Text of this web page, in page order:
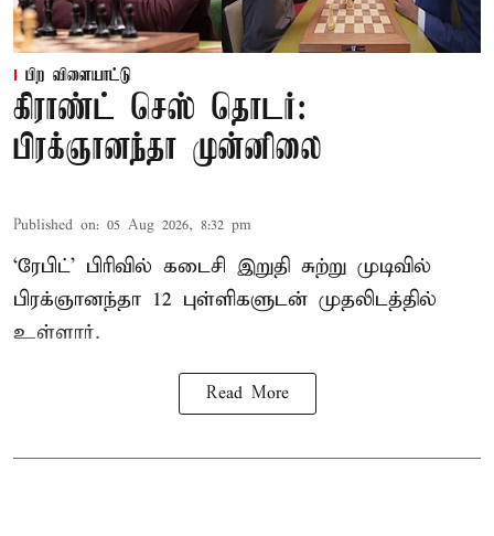
பிற விளையாட்டு
கிராண்ட் செஸ் தொடர்:
பிரக்ஞானந்தா முன்னிலை
Published on: 05 Aug 2026, 8:32 pm
‘ரேபிட்’ பிரிவில் கடைசி இறுதி சுற்று முடிவில்
பிரக்ஞானந்தா 12 புள்ளிகளுடன் முதலிடத்தில்
உள்ளார்.
Read More